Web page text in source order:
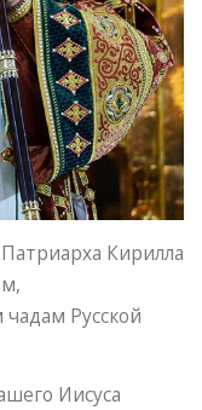
Кирилла
Русской
Иисуса